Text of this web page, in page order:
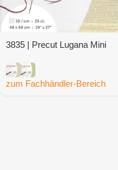
3835 | Precut Lugana Mini
zum Fachhändler-Bereich